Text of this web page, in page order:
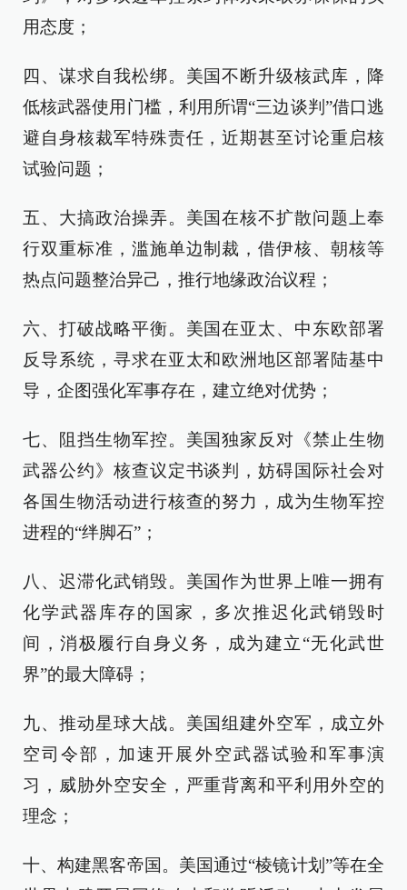
用态度；
四、谋求自我松绑。美国不断升级核武库，降
低核武器使用门槛，利用所谓“三边谈判”借口逃
避自身核裁军特殊责任，近期甚至讨论重启核
试验问题；
五、大搞政治操弄。美国在核不扩散问题上奉
行双重标准，滥施单边制裁，借伊核、朝核等
热点问题整治异己，推行地缘政治议程；
六、打破战略平衡。美国在亚太、中东欧部署
反导系统，寻求在亚太和欧洲地区部署陆基中
导，企图强化军事存在，建立绝对优势；
七、阻挡生物军控。美国独家反对《禁止生物
武器公约》核查议定书谈判，妨碍国际社会对
各国生物活动进行核查的努力，成为生物军控
进程的“绊脚石”；
八、迟滞化武销毁。美国作为世界上唯一拥有
化学武器库存的国家，多次推迟化武销毁时
间，消极履行自身义务，成为建立“无化武世
界”的最大障碍；
九、推动星球大战。美国组建外空军，成立外
空司令部，加速开展外空武器试验和军事演
习，威胁外空安全，严重背离和平利用外空的
理念；
十、构建黑客帝国。美国通过“棱镜计划”等在全